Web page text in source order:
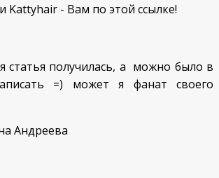
Kattyhair - Вам по этой ссылке!
статья получилась, а можно было в
=) может я фанат своего
Андреева